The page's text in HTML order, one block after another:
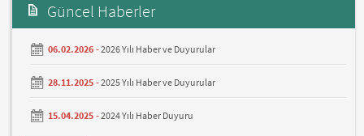
Güncel Haberler
06.02.2026 -2026 Yılı Haber ve Duyurular
28.11.2025 -2025 Yılı Haber ve Duyurular
15.04.2025 -2024 Yılı Haber Duyuru